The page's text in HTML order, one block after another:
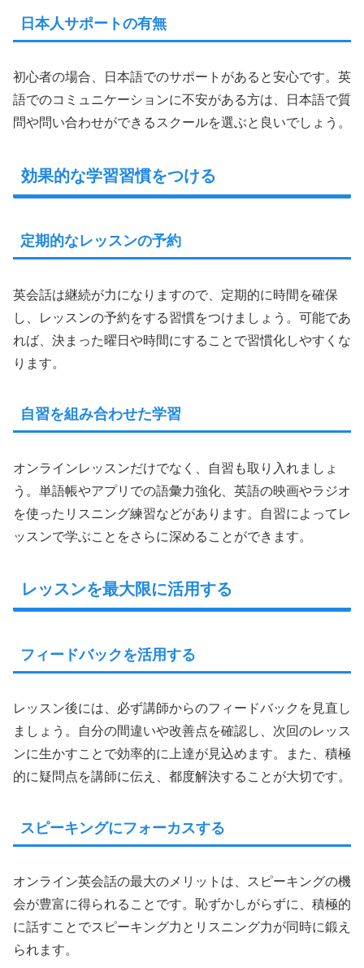
日本人サポートの有無
初心者の場合、日本語でのサポートがあると安心です。英
語でのコミュニケーションに不安がある方は、日本語で質
問や問い合わせができるスクールを選ぶと良いでしょう。
効果的な学習習慣をつける
定期的なレッスンの予約
英会話は継続が力になりますので、定期的に時間を確保
し、レッスンの予約をする習慣をつけましょう。可能であ
れば、決まった曜日や時間にすることで習慣化しやすくな
ります。
自習を組み合わせた学習
オンラインレッスンだけでなく、自習も取り入れましょ
う。単語帳やアプリでの語彙力強化、英語の映画やラジオ
を使ったリスニング練習などがあります。自習によってレ
ッスンで学ぶことをさらに深めることができます。
レッスンを最大限に活用する
フィードバックを活用する
レッスン後には、必ず講師からのフィードバックを見直し
ましょう。自分の間違いや改善点を確認し、次回のレッス
ンに生かすことで効率的に上達が見込めます。また、積極
的に疑問点を講師に伝え、都度解決することが大切です。
スピーキングにフォーカスする
オンライン英会話の最大のメリットは、スピーキングの機
会が豊富に得られることです。恥ずかしがらずに、積極的
に話すことでスピーキング力とリスニング力が同時に鍛え
られます。